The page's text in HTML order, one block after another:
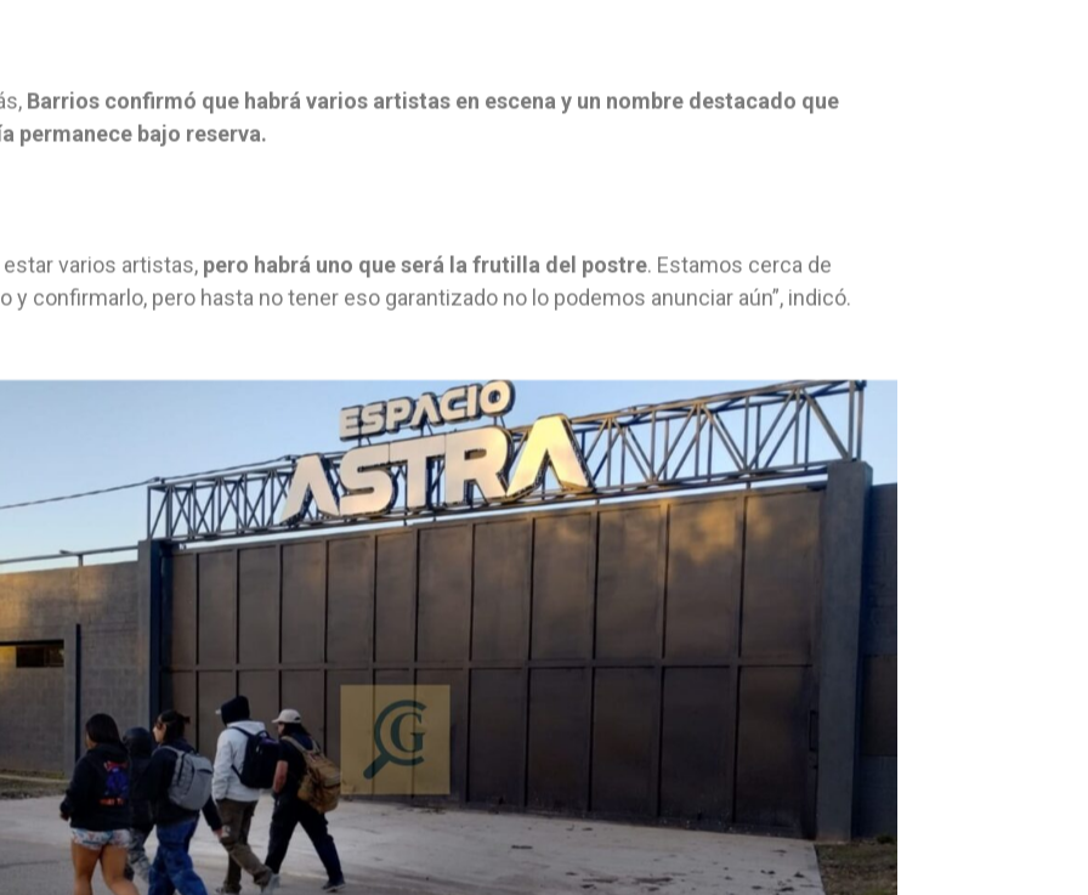
Barrios confirmó que habrá varios artistas en escena y un nombre destacado que
permanece bajo reserva.
estar varios artistas, pero habrá uno que será la frutilla del postre. Estamos cerca de
y confirmarlo, pero hasta no tener eso garantizado no lo podemos anunciar aún”, indicó.